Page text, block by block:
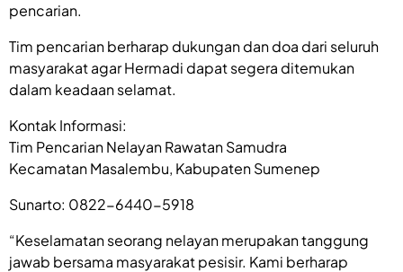
pencarian.
Tim pencarian berharap dukungan dan doa dari seluruh
masyarakat agar Hermadi dapat segera ditemukan
dalam keadaan selamat.
Kontak Informasi:
Tim Pencarian Nelayan Rawatan Samudra
Kecamatan Masalembu, Kabupaten Sumenep
Sunarto: 0822-6440-5918
“Keselamatan seorang nelayan merupakan tanggung
jawab bersama masyarakat pesisir. Kami berharap